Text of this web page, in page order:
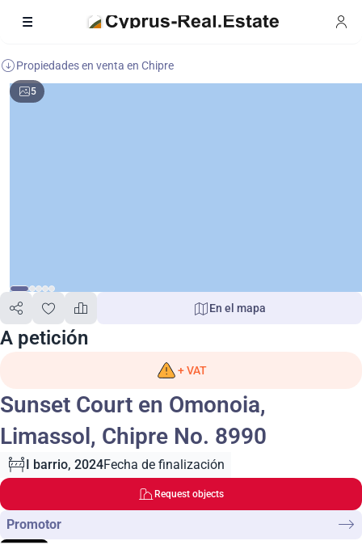
Propiedades en venta en Chipre
5
A petición
En el mapa
+ VAT
Sunset Court en Omonoia,
Limassol, Chipre No. 8990
I barrio, 2024Fecha de finalización
Request objects
Promotor